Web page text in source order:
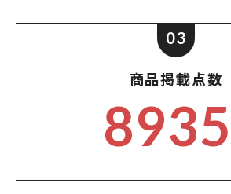
03
商品掲載点数
8935